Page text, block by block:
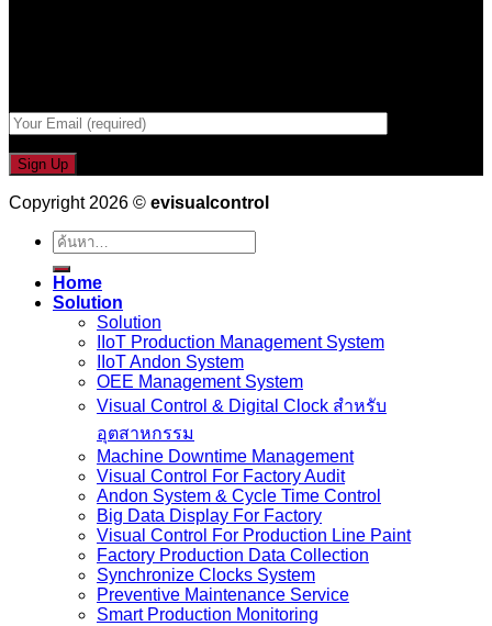
Copyright 2026 © evisualcontrol
ค้นหา:
Home
Solution
Solution
IIoT Production Management System
IIoT Andon System
OEE Management System
Visual Control & Digital Clock สำหรับ
อุตสาหกรรม
Machine Downtime Management
Visual Control For Factory Audit
Andon System & Cycle Time Control
Big Data Display For Factory
Visual Control For Production Line Paint
Factory Production Data Collection
Synchronize Clocks System
Preventive Maintenance Service
Smart Production Monitoring